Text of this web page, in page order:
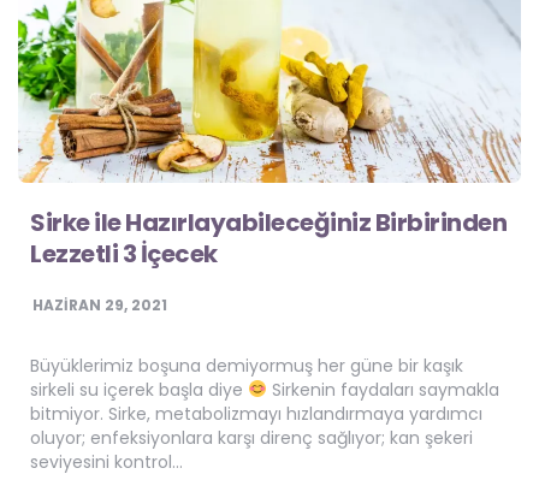
Sirke ile Hazırlayabileceğiniz Birbirinden
Lezzetli 3 İçecek
HAZIRAN 29, 2021
Büyüklerimiz boşuna demiyormuş her güne bir kaşık
sirkeli su içerek başla diye
Sirkenin faydaları saymakla
bitmiyor. Sirke, metabolizmayı hızlandırmaya yardımcı
oluyor; enfeksiyonlara karşı direnç sağlıyor; kan şekeri
seviyesini kontrol…